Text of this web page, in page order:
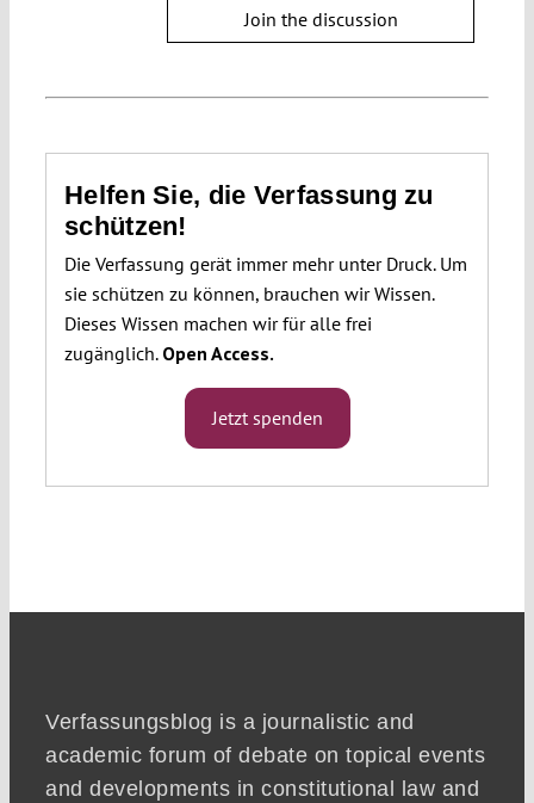
Join the discussion
Helfen Sie, die Verfassung zu
schützen!
Die Verfassung gerät immer mehr unter Druck. Um
sie schützen zu können, brauchen wir Wissen.
Dieses Wissen machen wir für alle frei
zugänglich. Open Access.
Jetzt spenden
Verfassungsblog is a journalistic and
academic forum of debate on topical events
and developments in constitutional law and